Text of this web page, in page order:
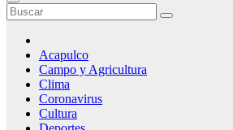
Acapulco
Campo y Agricultura
Clima
Coronavirus
Cultura